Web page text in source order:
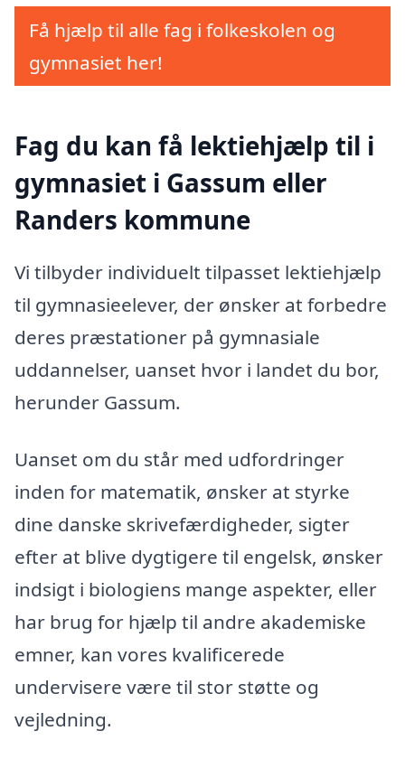
Få hjælp til alle fag i folkeskolen og
gymnasiet her!
Fag du kan få lektiehjælp til i
gymnasiet i Gassum eller
Randers kommune
Vi tilbyder individuelt tilpasset lektiehjælp
til gymnasieelever, der ønsker at forbedre
deres præstationer på gymnasiale
uddannelser, uanset hvor i landet du bor,
herunder Gassum.
Uanset om du står med udfordringer
inden for matematik, ønsker at styrke
dine danske skrivefærdigheder, sigter
efter at blive dygtigere til engelsk, ønsker
indsigt i biologiens mange aspekter, eller
har brug for hjælp til andre akademiske
emner, kan vores kvalificerede
undervisere være til stor støtte og
vejledning.